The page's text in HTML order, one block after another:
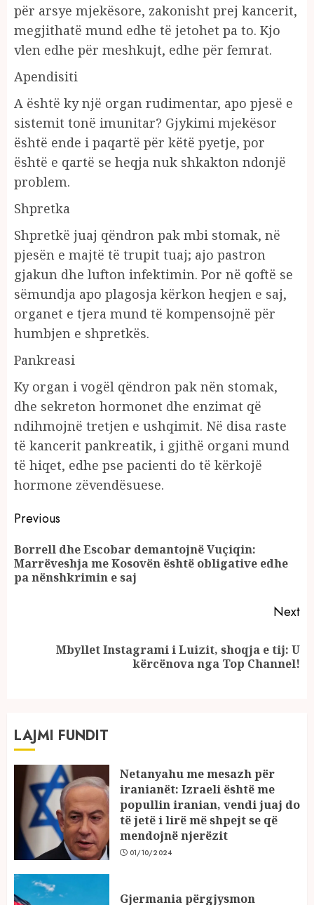
për arsye mjekësore, zakonisht prej kancerit,
megjithatë mund edhe të jetohet pa to. Kjo
vlen edhe për meshkujt, edhe për femrat.
Apendisiti
A është ky një organ rudimentar, apo pjesë e
sistemit tonë imunitar? Gjykimi mjekësor
është ende i paqartë për këtë pyetje, por
është e qartë se heqja nuk shkakton ndonjë
problem.
Shpretka
Shpretkë juaj qëndron pak mbi stomak, në
pjesën e majtë të trupit tuaj; ajo pastron
gjakun dhe lufton infektimin. Por në qoftë se
sëmundja apo plagosja kërkon heqjen e saj,
organet e tjera mund të kompensojnë për
humbjen e shpretkës.
Pankreasi
Ky organ i vogël qëndron pak nën stomak,
dhe sekreton hormonet dhe enzimat që
ndihmojnë tretjen e ushqimit. Në disa raste
të kancerit pankreatik, i gjithë organi mund
të hiqet, edhe pse pacienti do të kërkojë
hormone zëvendësuese.
Continue
Reading
Previous
Borrell dhe Escobar demantojnë Vuçiqin:
Marrëveshja me Kosovën është obligative edhe
pa nënshkrimin e saj
Next
Mbyllet Instagrami i Luizit, shoqja e tij: U
kërcënova nga Top Channel!
LAJMI FUNDIT
Netanyahu me mesazh për
iranianët: Izraeli është me
popullin iranian, vendi juaj do
të jetë i lirë më shpejt se që
mendojnë njerëzit
01/10/2024
Gjermania përgjysmon